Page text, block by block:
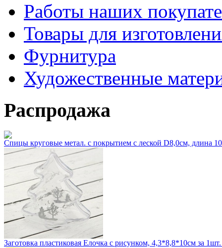
Работы наших
Товары для
Фурнитура
Художественные
Распродажа
Спицы круговые метал. с покрытием с леской D8,0см, длина
Заготовка пластиковая Елочка с рисунком, 4,3*8,8*10см за